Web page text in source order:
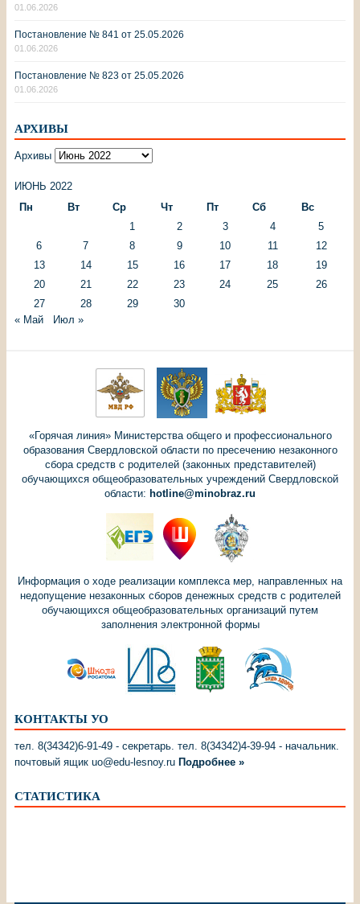
01.06.2026
Постановление № 841 от 25.05.2026
01.06.2026
Постановление № 823 от 25.05.2026
01.06.2026
АРХИВЫ
Архивы
ИЮНЬ 2022
Пн
Вт Ср Чт Пт Сб
Вс
1
2 3 4
5
6
7 8 9 10 11
12
13
14 15 16 17 18
19
20
21 22 23 24 25
26
27
28 29
30
« Май
Июл »
«Горячая линия» Министерства общего и профессионального
образования Свердловской области по пресечению незаконного
сбора средств с родителей (законных представителей)
обучающихся общеобразовательных учреждений Свердловской
области: hotline@minobraz.ru
Информация о ходе реализации комплекса мер, направленных на
недопущение незаконных сборов денежных средств с родителей
обучающихся общеобразовательных организаций путем
заполнения электронной формы
КОНТАКТЫ УО
тел. 8(34342)6-91-49 - секретарь. тел. 8(34342)4-39-94 - начальник.
почтовый ящик uo@edu-lesnoy.ru Подробнее »
СТАТИСТИКА